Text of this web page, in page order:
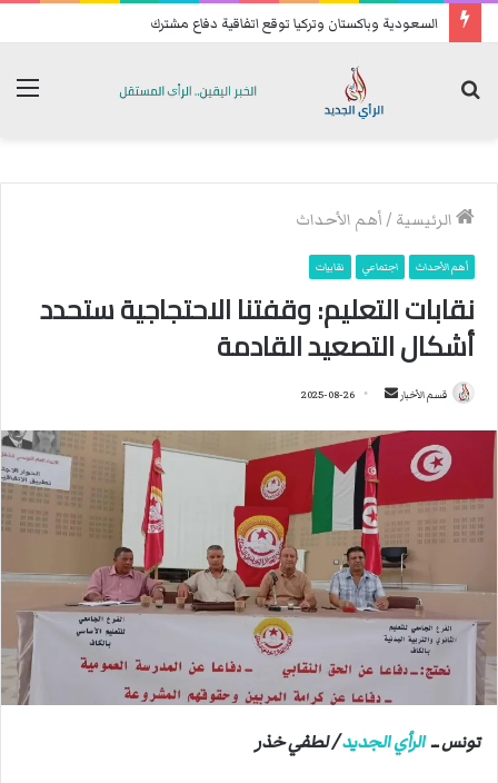
السعودية وباكستان وتركيا توقع اتفاقية دفاع مشترك
الرئيسية /أهم الأحداث
أهم الأحداث اجتماعي نقابيات
نقابات التعليم: وقفتنا الاحتجاجية ستحدد
أشكال التصعيد القادمة
قسم الأخبار
س
ل
ي
د
ا
إ
ر
2025-08-26
تونس ــالرأي الجديد/لطفي خذر